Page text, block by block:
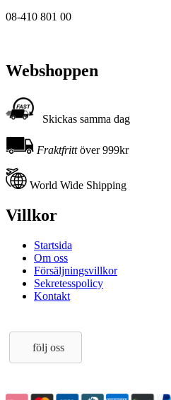
08-410 801 00
Webshoppen
Skickas samma dag
Fraktfrittöver 999kr
World Wide Shipping
Villkor
Startsida
Om oss
Försäljningsvillkor
Sekretesspolicy
Kontakt
följ oss